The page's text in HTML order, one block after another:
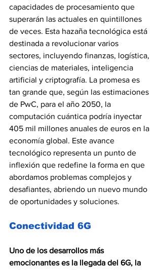
capacidades de procesamiento que
superarán las actuales en quintillones
de veces. Esta hazaña tecnológica está
destinada a revolucionar varios
sectores, incluyendo finanzas, logística,
ciencias de materiales, inteligencia
artificial y criptografía. La promesa es
tan grande que, según las estimaciones
de PwC, para el año 2050, la
computación cuántica podría inyectar
405 mil millones anuales de euros en la
economía global. Este avance
tecnológico representa un punto de
inflexión que redefine la forma en que
abordamos problemas complejos y
desafiantes, abriendo un nuevo mundo
de oportunidades y soluciones.
Conectividad 6G
Uno de los desarrollos más
emocionantes es la llegada del 6G, la